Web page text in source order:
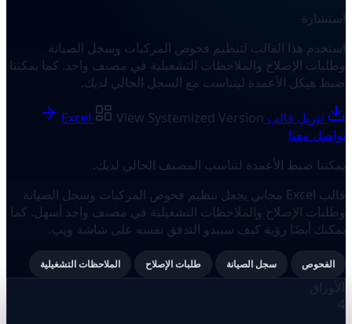
استشارة
استخدم هذا القالب لتنظيم فحوص المركبات وسجل الصيانة
وطلبات الإصلاح والملاحظات التشغيلية في مصنف واحد. كما يمكننا
ضبط هيكل الأعمدة ليتناسب مع السجل الحالي لديك.
تنزيل قالب Excel View Systemized Version
تواصل معنا
يمكننا ضبط الأعمدة لتناسب المصنف الحالي لديك.
قالب Excel مجاني يجعل تنظيم فحوص المركبات وسجل الصيانة
وطلبات الإصلاح والملاحظات التشغيلية في مصنف واحد أسهل. كما
يمكنك أيضًا رؤية كيف سيبدو التدفق نفسه على شاشة ويب.
الفحوص سجل الصيانة طلبات الإصلاح الملاحظات التشغيلية
الأوراق
4